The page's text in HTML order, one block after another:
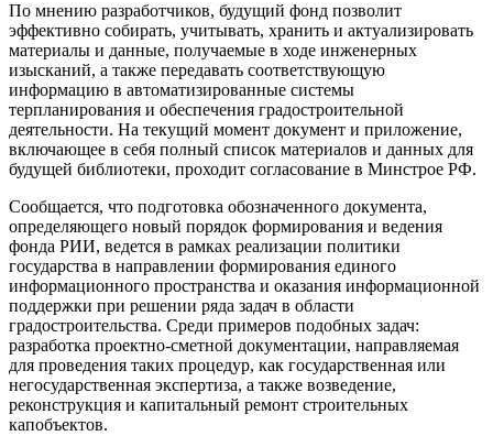
По мнению разработчиков, будущий фонд позволит
эффективно собирать, учитывать, хранить и актуализировать
материалы и данные, получаемые в ходе инженерных
изысканий, а также передавать соответствующую
информацию в автоматизированные системы
терпланирования и обеспечения градостроительной
деятельности. На текущий момент документ и приложение,
включающее в себя полный список материалов и данных для
будущей библиотеки, проходит согласование в Минстрое РФ.
Сообщается, что подготовка обозначенного документа,
определяющего новый порядок формирования и ведения
фонда РИИ, ведется в рамках реализации политики
государства в направлении формирования единого
информационного пространства и оказания информационной
поддержки при решении ряда задач в области
градостроительства. Среди примеров подобных задач:
разработка проектно-сметной документации, направляемая
для проведения таких процедур, как государственная или
негосударственная экспертиза, а также возведение,
реконструкция и капитальный ремонт строительных
капобъектов.